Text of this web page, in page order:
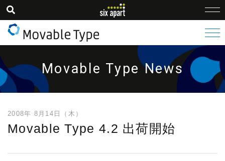
Movable Type News
2008年 8月14日（木）
Movable Type 4.2 出荷開始